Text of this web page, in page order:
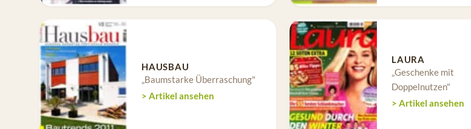
HAUSBAU
„Baumstarke Überraschung"
> Artikel ansehen
LAURA
„Geschenke mit
Doppelnutzen"
> Artikel ansehen